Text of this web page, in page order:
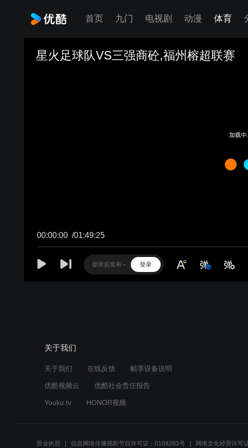
首页 九门 电视剧 动漫 体育
星火足球队VS三强商砼,福州榕超联赛
00:00:00 /01:49:25
登录
加载中...
关于我们
关于我们 在线反馈 帧享设备说明
优酷视频云 优酷社会责任报告
Youku.tv HONOR视频
营业执照 信息网络传播视听节目许可证：0108283号 网络文化经营许可